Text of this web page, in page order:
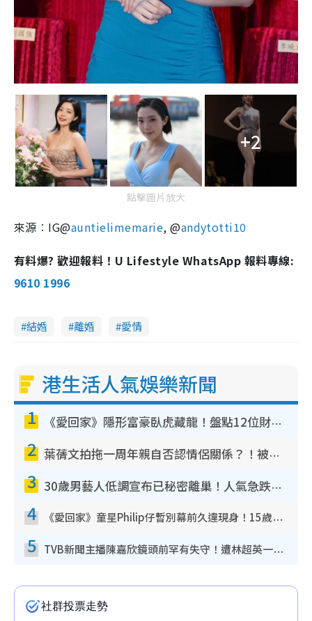
+2
點擊圖片放大
來源︰IG@auntielimemarie, @andytotti10
有料爆? 歡迎報料！U Lifestyle WhatsApp 報料專線:
9610 1996
結婚 離婚 愛情
港生活人氣娛樂新聞
1 《愛回家》隱形富豪臥虎藏龍！盤點12位財氣逼人的有錢藝人：呢位靚女3億身家唔憂做
2 葉蒨文拍拖一周年親自否認情侶關係？！被質疑感情造假竟稱GM「普通同事」
3 30歲男藝人低調宣布已秘密離巢！人氣急跌變失蹤人口︰「這幾年過得並不容易」
4 《愛回家》童星Philip仔暫別幕前久違現身！15歲近況暴風長高蛻變帥氣少男
5 TVB新聞主播陳嘉欣鏡頭前罕有失守！遭林超英一句說話突襲嚇親當場大笑